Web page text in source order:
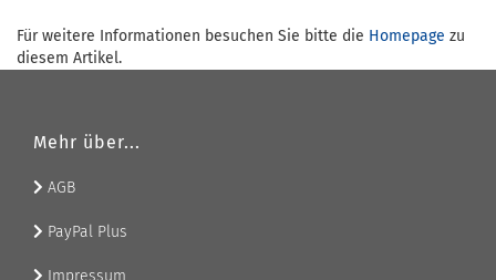
Für weitere Informationen besuchen Sie bitte die Homepage zu
diesem Artikel.
Mehr über...
AGB
PayPal Plus
Impressum